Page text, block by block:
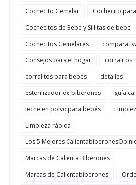
Cochecito Gemelar
Cochecito
Cochecitos de Bebé y Sillitas de bebé
Cochecitos Gemelares
Consejos para el hogar
corralitos
corralitos para bebés
detalles
esterilizador de biberones
guía
leche en polvo para bebés
Limpieza rápida
Los 5 Mejores
Marcas de Calienta Biberones
Marcas de Calientabiberones